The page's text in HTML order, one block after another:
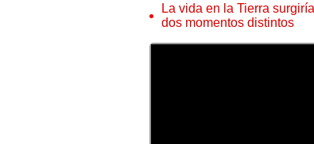
La vida en la Tierra
dos momentos distintos